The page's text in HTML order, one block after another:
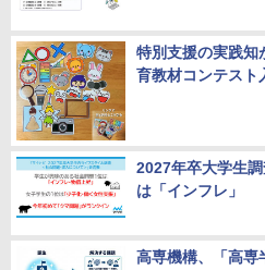
特別支援の実践知
育教材コンテスト
2027年卒大学生
は「インフレ」
高専機構、「高専